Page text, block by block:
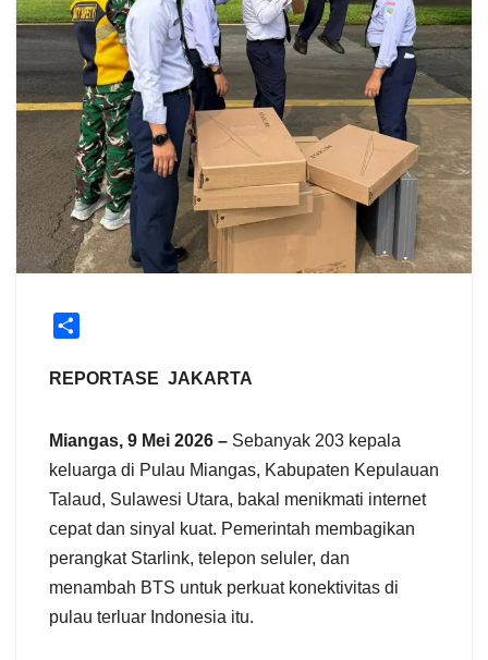
a
REPORTASE JAKARTA
Miangas, 9 Mei 2026 – Sebanyak 203 kepala
keluarga di Pulau Miangas, Kabupaten Kepulauan
Talaud, Sulawesi Utara, bakal menikmati internet
cepat dan sinyal kuat. Pemerintah membagikan
perangkat Starlink, telepon seluler, dan
menambah BTS untuk perkuat konektivitas di
pulau terluar Indonesia itu.